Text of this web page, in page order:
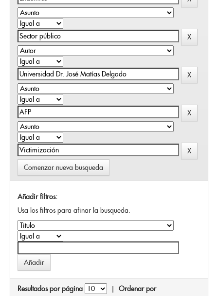
Comenzar nueva busqueda
Añadir filtros:
Usa los filtros para afinar la busqueda.
Resultados por página | Ordenar por